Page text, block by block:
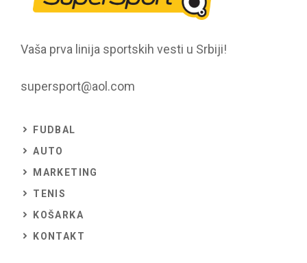
Vaša prva linija sportskih vesti u Srbiji!
supersport@aol.com
FUDBAL
AUTO
MARKETING
TENIS
KOŠARKA
KONTAKT